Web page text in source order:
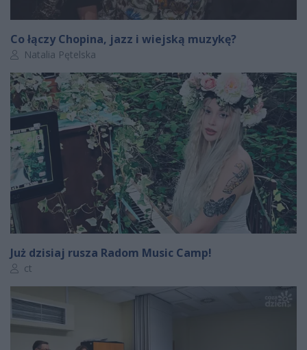
Co łączy Chopina, jazz i wiejską muzykę?
Autor artykułu:
Natalia Pętelska
Już dzisiaj rusza Radom Music Camp!
Autor artykułu:
ct